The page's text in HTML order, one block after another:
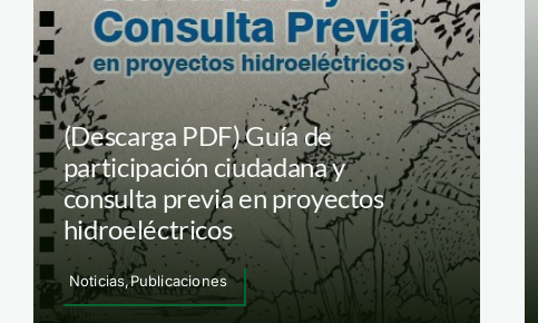
(Descarga PDF) Guía de
participación ciudadana y
consulta previa en proyectos
hidroeléctricos
Noticias,Publicaciones